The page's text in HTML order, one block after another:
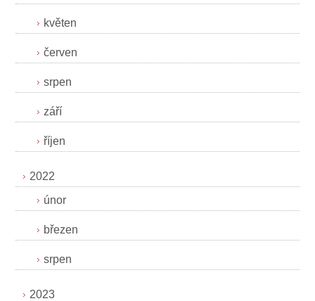
květen
červen
srpen
září
říjen
2022
únor
březen
srpen
2023